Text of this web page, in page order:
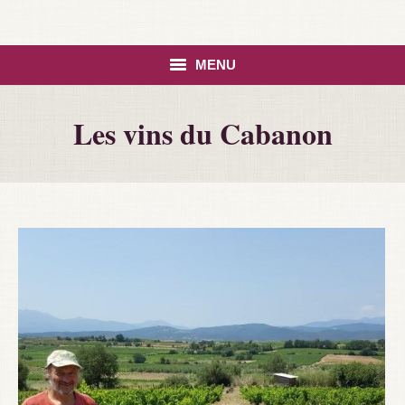
MENU
Les vins du Cabanon